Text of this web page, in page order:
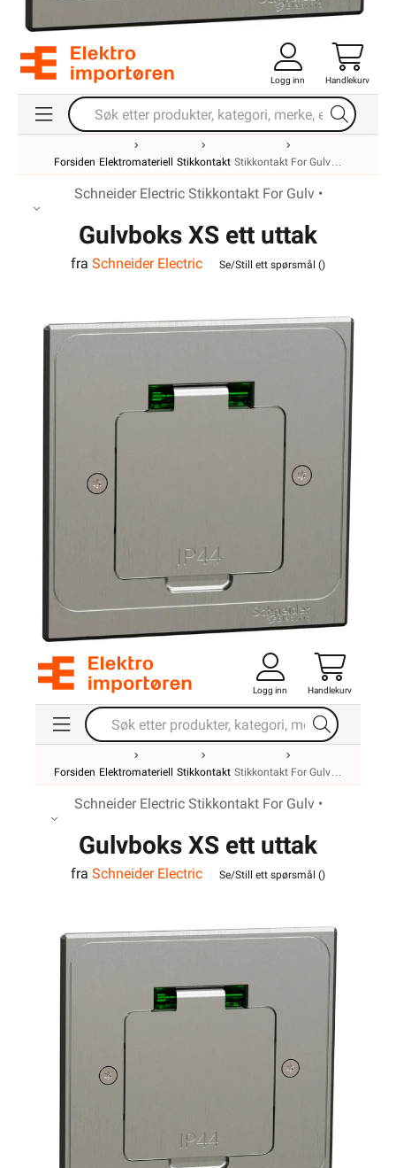
Logg inn Handlekurv
Forsiden Elektromateriell Stikkontakt Stikkontakt For Gulv
Schneider Electric Stikkontakt For Gulv •
Gulvboks XS ett uttak
firkantet
fra Schneider Electric Se/Still ett spørsmål ()
Logg inn Handlekurv
Forsiden Elektromateriell Stikkontakt Stikkontakt For Gulv
Schneider Electric Stikkontakt For Gulv •
Gulvboks XS ett uttak
firkantet
fra Schneider Electric Se/Still ett spørsmål ()